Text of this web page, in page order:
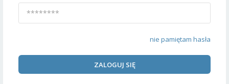
nie pamiętam hasła
ZALOGUJ SIĘ